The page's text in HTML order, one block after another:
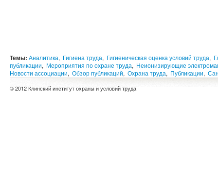
Темы: Аналитика, Гигиена труда, Гигиеническая оценка условий труда,
публикации, Мероприятия по охране труда, Неионизирующие
Новости ассоциации, Обзор публикаций, Охрана труда, Публикации,
© 2012 Клинский институт охраны и условий труда